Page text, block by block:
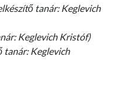
tanár: Keglevich
Keglevich Kristóf)
tanár: Keglevich